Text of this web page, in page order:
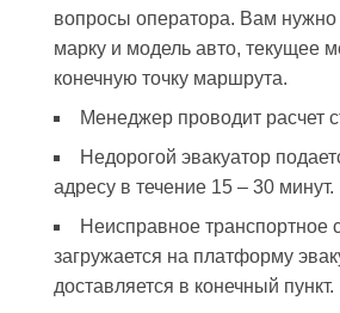
вопросы оператора. Вам нужно
марку и модель авто, текущее
конечную точку маршрута.
Менеджер проводит расчет
Недорогой эвакуатор
адресу в течение 15 – 30 минут.
Неисправное транспортное
загружается на платформу
доставляется в конечный пункт.